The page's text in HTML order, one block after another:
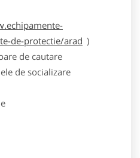
de-protectie/arad )
de cautare
de socializare